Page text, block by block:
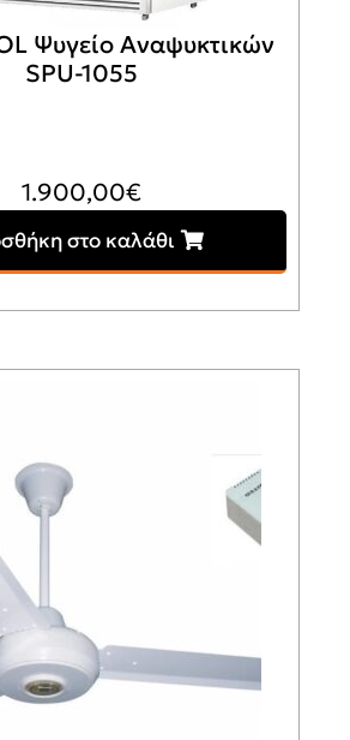
Ψυγείο Αναψυκτικών
SPU-1055
1.900,00€
στο καλάθι